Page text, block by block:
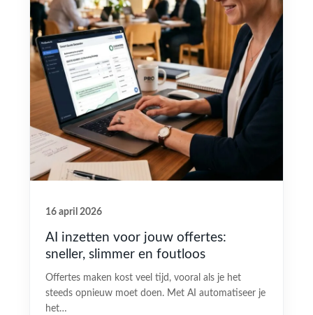
16 april 2026
AI inzetten voor jouw offertes:
sneller, slimmer en foutloos
Offertes maken kost veel tijd, vooral als je het
steeds opnieuw moet doen. Met AI automatiseer je
het…